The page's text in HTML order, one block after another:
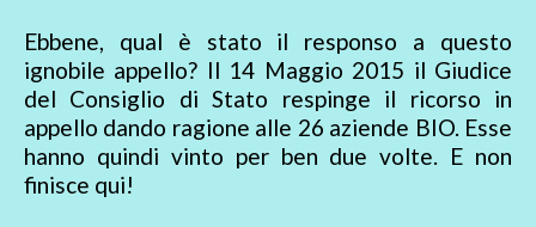
Ebbene, qual è stato il responso a questo
ignobile appello? Il 14 Maggio 2015 il Giudice
del Consiglio di Stato respinge il ricorso in
appello dando ragione alle 26 aziende BIO. Esse
hanno quindi vinto per ben due volte. E non
finisce qui!